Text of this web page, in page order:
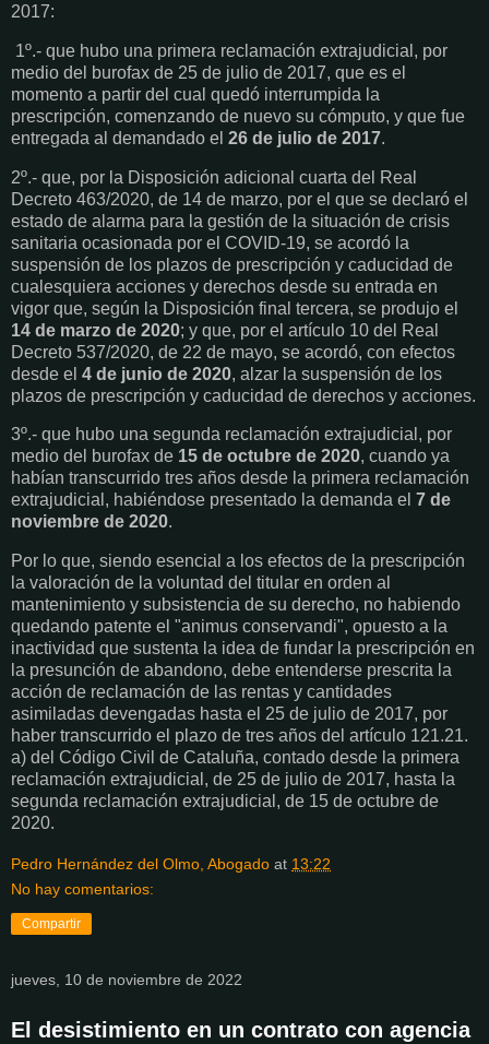
2017:
1º.- que hubo una primera reclamación extrajudicial, por
medio del burofax de 25 de julio de 2017, que es el
momento a partir del cual quedó interrumpida la
prescripción, comenzando de nuevo su cómputo, y que fue
entregada al demandado el 26 de julio de 2017.
2º.- que, por la Disposición adicional cuarta del Real
Decreto 463/2020, de 14 de marzo, por el que se declaró el
estado de alarma para la gestión de la situación de crisis
sanitaria ocasionada por el COVID-19, se acordó la
suspensión de los plazos de prescripción y caducidad de
cualesquiera acciones y derechos desde su entrada en
vigor que, según la Disposición final tercera, se produjo el
14 de marzo de 2020; y que, por el artículo 10 del Real
Decreto 537/2020, de 22 de mayo, se acordó, con efectos
desde el 4 de junio de 2020, alzar la suspensión de los
plazos de prescripción y caducidad de derechos y acciones.
3º.- que hubo una segunda reclamación extrajudicial, por
medio del burofax de 15 de octubre de 2020, cuando ya
habían transcurrido tres años desde la primera reclamación
extrajudicial, habiéndose presentado la demanda el 7 de
noviembre de 2020.
Por lo que, siendo esencial a los efectos de la prescripción
la valoración de la voluntad del titular en orden al
mantenimiento y subsistencia de su derecho, no habiendo
quedando patente el "animus conservandi", opuesto a la
inactividad que sustenta la idea de fundar la prescripción en
la presunción de abandono, debe entenderse prescrita la
acción de reclamación de las rentas y cantidades
asimiladas devengadas hasta el 25 de julio de 2017, por
haber transcurrido el plazo de tres años del artículo 121.21.
a) del Código Civil de Cataluña, contado desde la primera
reclamación extrajudicial, de 25 de julio de 2017, hasta la
segunda reclamación extrajudicial, de 15 de octubre de
2020.
Pedro Hernández del Olmo, Abogado at 13:22
No hay comentarios:
Compartir
jueves, 10 de noviembre de 2022
El desistimiento en un contrato con agencia